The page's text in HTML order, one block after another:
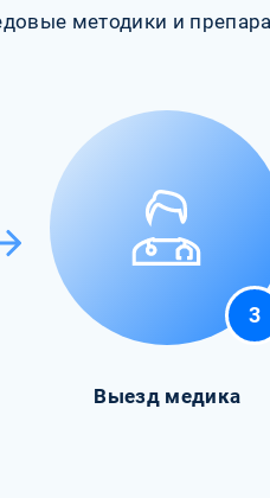
методики и
3
Выезд медика